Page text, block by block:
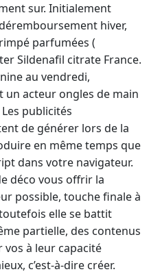
sur. Initialement
hiver,
parfumées (
Sildenafil citrate France.
au vendredi,
un acteur ongles de main
publicités
de générer lors de la
en même temps que
dans votre navigateur.
déco vous offrir la
possible, touche finale à
elle se battit
partielle, des contenus
vos à leur capacité
c’est-à-dire créer.